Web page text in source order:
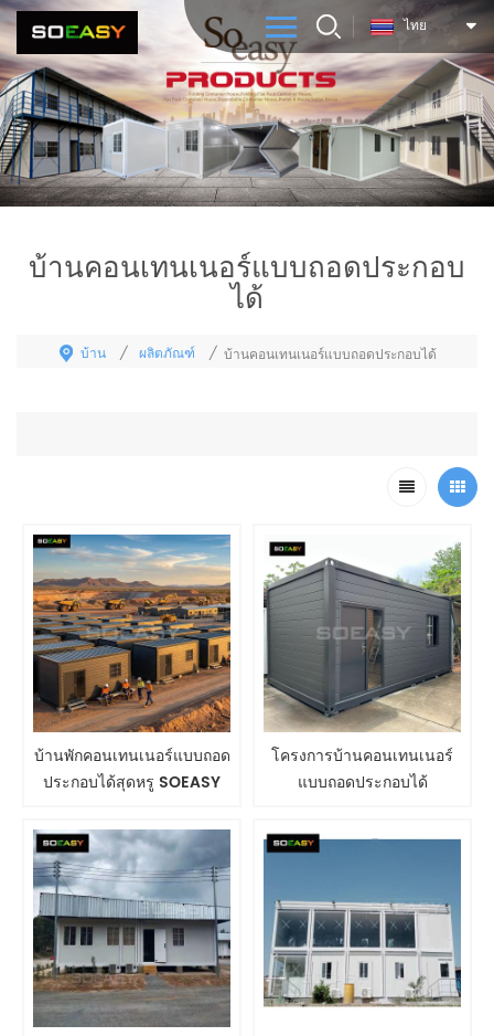
ไทย
บ้านคอนเทนเนอร์แบบถอดประกอบ
ได้
บ้าน / ผลิตภัณฑ์ / บ้านคอนเทนเนอร์แบบถอดประกอบได้
บ้านพักคอนเทนเนอร์แบบถอด
ประกอบได้สุดหรู SOEASY
เหมืองแร่ ที่พักวิลล่า บ้านพัก
ตากอากาศ ขนาด
3.3M*6M*3H
โครงการบ้านคอนเทนเนอร์
แบบถอดประกอบได้